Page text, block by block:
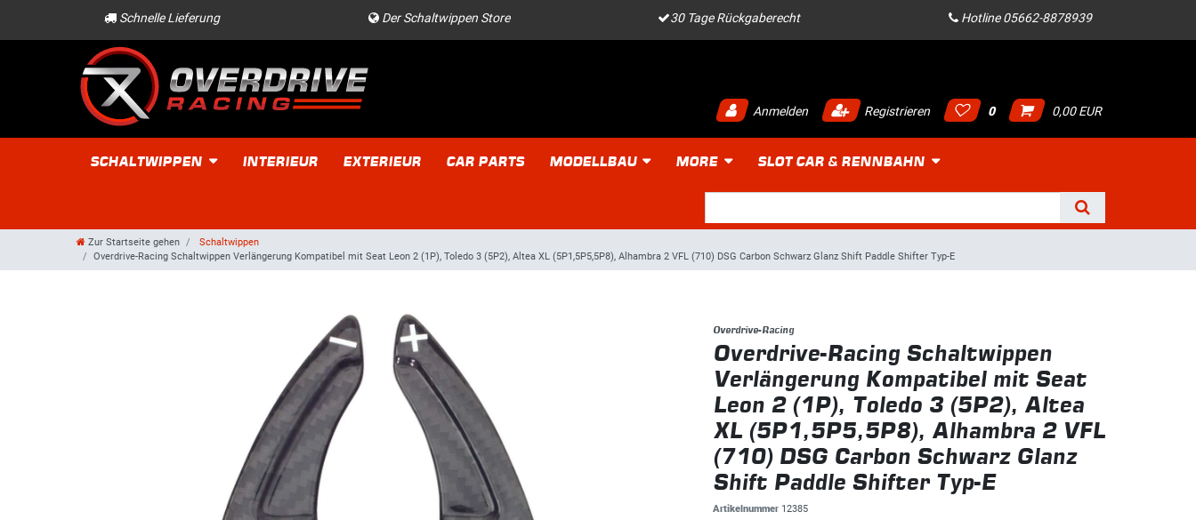
Schnelle Lieferung Der Schaltwippen Store 30 Tage Rückgaberecht Hotline 05662-8878939
Anmelden Registrieren 0 0,00 EUR
SCHALTWIPPEN INTERIEUR EXTERIEUR CAR PARTS MODELLBAU MORE SLOT CAR & RENNBAHN
Zur Startseite gehen
Schaltwippen
Overdrive-Racing Schaltwippen Verlängerung Kompatibel mit Seat Leon 2 (1P), Toledo 3 (5P2), Altea XL (5P1,5P5,5P8), Alhambra 2 VFL (710) DSG Carbon Schwarz Glanz Shift Paddle Shifter Typ-E
Overdrive-Racing
Overdrive-Racing Schaltwippen
Verlängerung Kompatibel mit Seat
Leon 2 (1P), Toledo 3 (5P2), Altea
XL (5P1,5P5,5P8), Alhambra 2 VFL
(710) DSG Carbon Schwarz Glanz
Shift Paddle Shifter Typ-E
Artikelnummer 12385